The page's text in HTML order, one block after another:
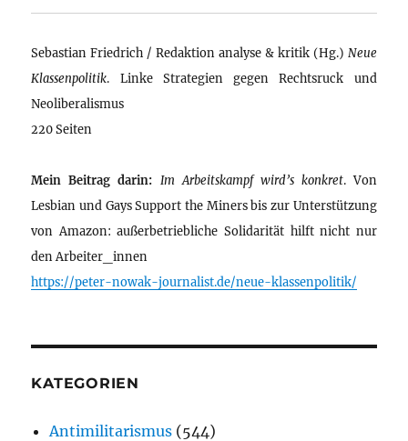
Sebastian Friedrich / Redaktion analyse & kritik (Hg.) Neue
Klassenpolitik. Linke Strategien gegen Rechtsruck und
Neoliberalismus
220 Seiten
Mein Beitrag darin: Im Arbeitskampf wird’s konkret. Von
Lesbian und Gays Support the Miners bis zur Unterstützung
von Amazon: außerbetriebliche Solidarität hilft nicht nur
den Arbeiter_innen
https://peter-nowak-journalist.de/neue-klassenpolitik/
KATEGORIEN
Antimilitarismus (544)